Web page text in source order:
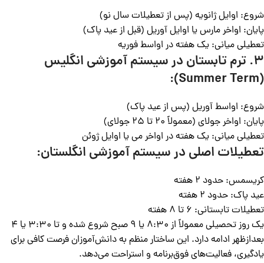
شروع: اوایل ژانویه (پس از تعطیلات سال نو)
پایان: اواخر مارس یا اوایل آوریل (قبل از عید پاک)
تعطیلی میانی: یک هفته در اواسط فوریه
3. ترم تابستان در سیستم آموزشی انگلیس
(Summer Term):
شروع: اواسط آوریل (پس از عید پاک)
پایان: اواخر جولای (معمولاً 20 تا 25 جولای)
تعطیلی میانی: یک هفته در اواخر می یا اوایل ژوئن
تعطیلات اصلی در سیستم آموزشی انگلستان:
کریسمس: حدود 2 هفته
عید پاک: حدود 2 هفته
تعطیلات تابستانی: 6 تا 8 هفته
یک روز تحصیلی معمولاً از 8:30 یا 9 صبح شروع شده و تا 3:30 یا 4
بعدازظهر ادامه دارد. این ساختار منظم به دانش‌آموزان فرصت کافی برای
یادگیری، فعالیت‌های فوق‌برنامه و استراحت می‌دهد.